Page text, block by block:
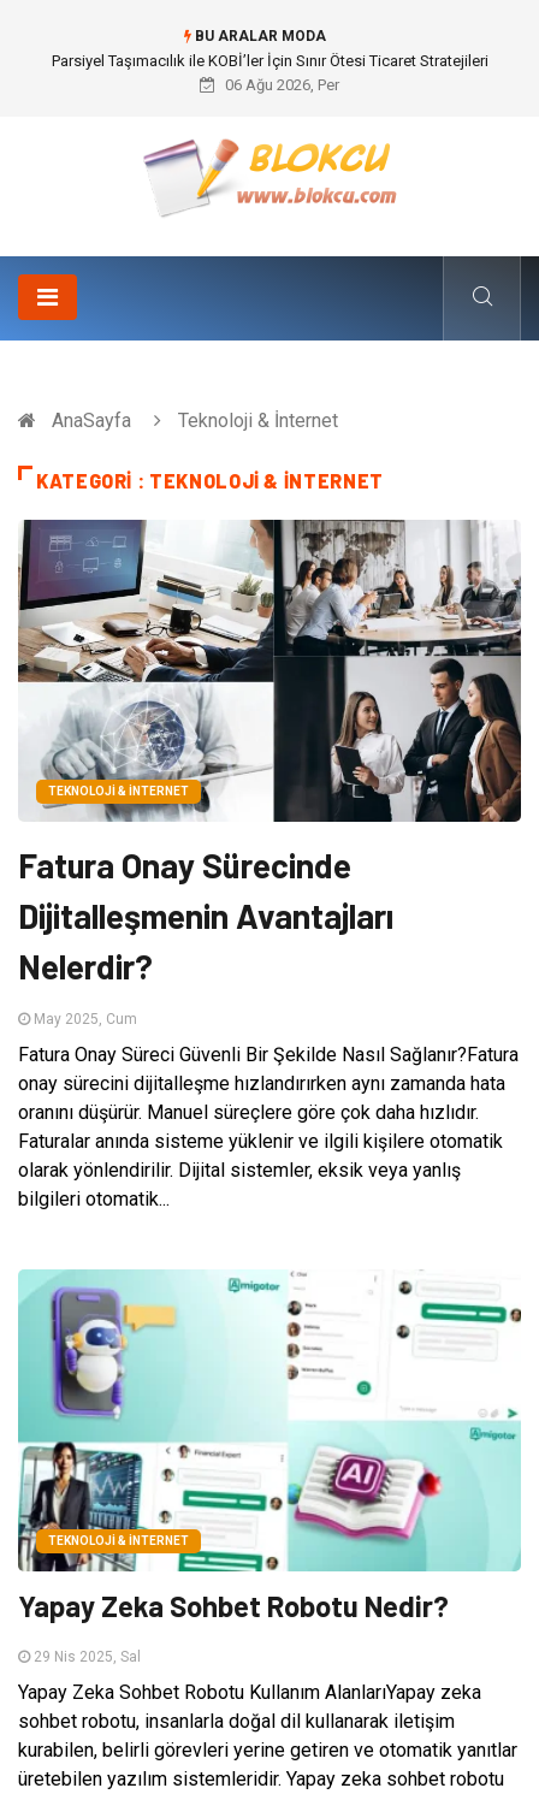
BU ARALAR MODA
Br544 ile Lastik ve Plastik Modifikasyonunda Yüksek Performans
06 Ağu 2026, Per
AnaSayfa Teknoloji & İnternet
KATEGORI : TEKNOLOJI & İNTERNET
TEKNOLOJI & İNTERNET
Fatura Onay Sürecinde
Dijitalleşmenin Avantajları
Nelerdir?
May 2025, Cum
Fatura Onay Süreci Güvenli Bir Şekilde Nasıl Sağlanır?Fatura
onay sürecini dijitalleşme hızlandırırken aynı zamanda hata
oranını düşürür. Manuel süreçlere göre çok daha hızlıdır.
Faturalar anında sisteme yüklenir ve ilgili kişilere otomatik
olarak yönlendirilir. Dijital sistemler, eksik veya yanlış
bilgileri otomatik...
TEKNOLOJI & İNTERNET
Yapay Zeka Sohbet Robotu Nedir?
29 Nis 2025, Sal
Yapay Zeka Sohbet Robotu Kullanım AlanlarıYapay zeka
sohbet robotu, insanlarla doğal dil kullanarak iletişim
kurabilen, belirli görevleri yerine getiren ve otomatik yanıtlar
üretebilen yazılım sistemleridir. Yapay zeka sohbet robotu